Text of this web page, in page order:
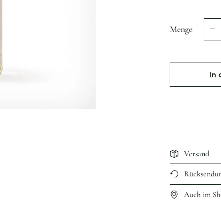
Menge
In
Versand
Auch im